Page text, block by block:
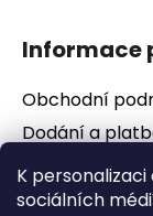
K
sociálních
Informace
Obchodní
Dodání a
Podmínky